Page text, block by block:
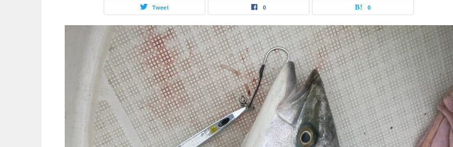
Tweet 0 0